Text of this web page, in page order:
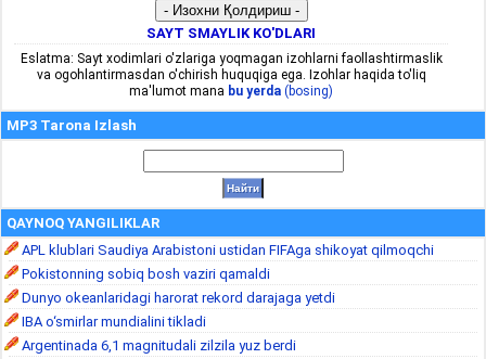
SAYT SMAYLIK KO'DLARI
Eslatma: Sayt xodimlari o'zlariga yoqmagan izohlarni faollashtirmaslik
va ogohlantirmasdan o'chirish huquqiga ega. Izohlar haqida to'liq
ma'lumot mana bu yerda (bosing)
MP3 Tarona Izlash
QAYNOQ YANGILIKLAR
APL klublari Saudiya Arabistoni ustidan FIFAga shikoyat qilmoqchi
Pokistonning sobiq bosh vaziri qamaldi
Dunyo okeanlaridagi harorat rekord darajaga yetdi
IBA o‘smirlar mundialini tikladi
Argentinada 6,1 magnitudali zilzila yuz berdi